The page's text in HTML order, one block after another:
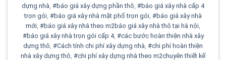
dựng nhà #báo giá xây dựng phần thô #báo giá xây nhà cấp 4
trọn gói #báo giá xây nhà mặt phố trọn gói #báo giá xây nhà
mới #báo giá xây nhà theo m2báo giá xây nhà thô tại hà nội
#báo giá xây nhà trọn gói cấp 4, #các bước hoàn thiện nhà xây
dựng thô #Cách tính chi phí xây dựng nhà #chi phí hoàn thiện
nhà xây dựng thô #chi phí xây dựng nhà theo m2chuyên thiết kế